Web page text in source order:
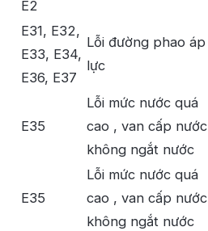
E2
E31, E32,
E33, E34,
E36, E37
Lỗi đường phao áp
lực
E35
Lỗi mức nước quá
cao , van cấp nước
không ngắt nước
E35
Lỗi mức nước quá
cao , van cấp nước
không ngắt nước